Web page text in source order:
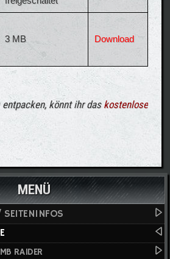
3 MB Download
könnt ihr das kostenlose
MENÜ
SEITENINFOS
RAIDER